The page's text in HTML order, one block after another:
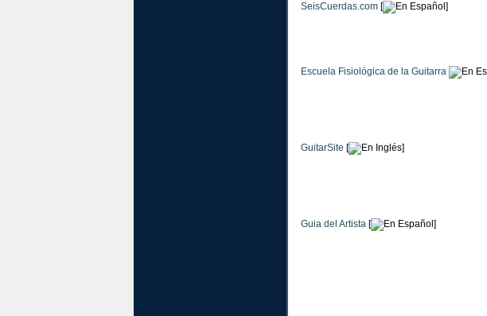
SeisCuerdas.com [ ]
Escuela Fisiológica de la Guitarra
GuitarSite [ ]
Guia del Artista [ ]